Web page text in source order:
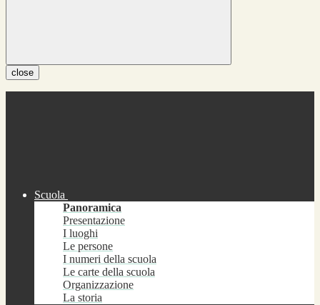
close
Scuola
Panoramica
Presentazione
I luoghi
Le persone
I numeri della scuola
Le carte della scuola
Organizzazione
La storia